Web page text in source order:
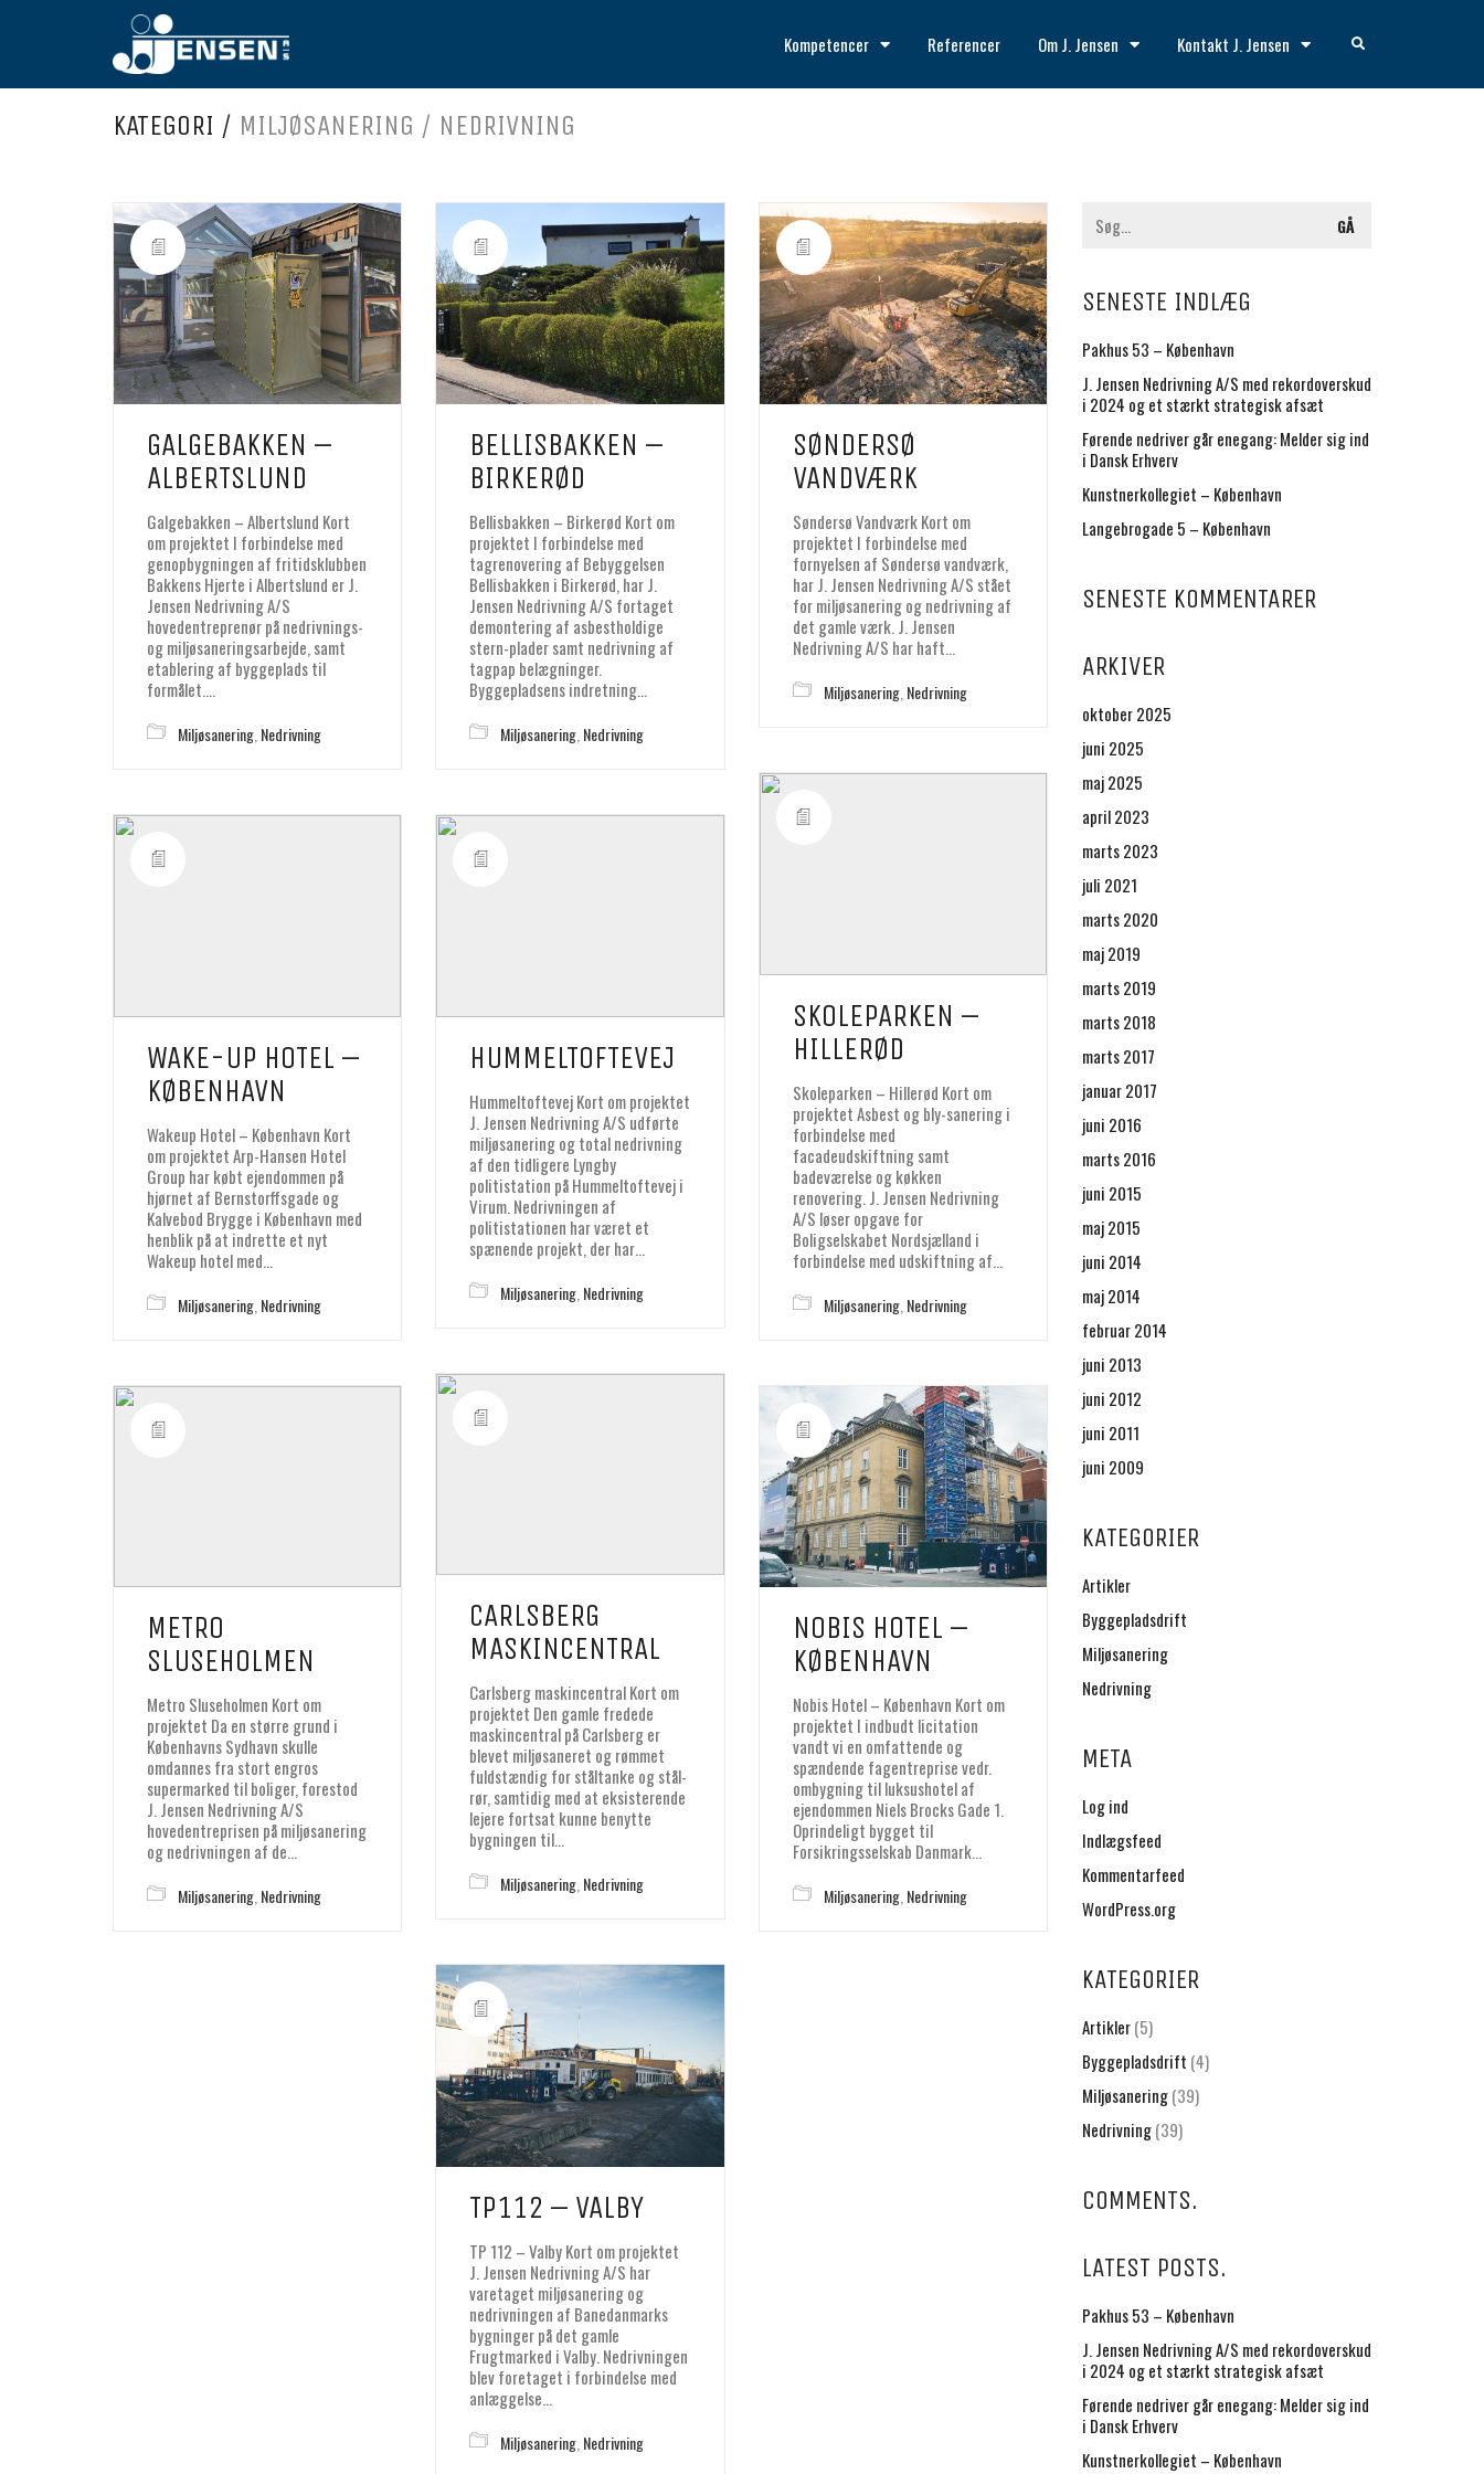
Kompetencer Referencer Om J. Jensen Kontakt J. Jensen
KATEGORI / MILJØSANERING / NEDRIVNING
GALGEBAKKEN –
ALBERTSLUND
Galgebakken – Albertslund Kort
om projektet I forbindelse med
genopbygningen af fritidsklubben
Bakkens Hjerte i Albertslund er J.
Jensen Nedrivning A/S
hovedentreprenør på nedrivnings-
og miljøsaneringsarbejde, samt
etablering af byggeplads til
formålet.…
Miljøsanering,Nedrivning
BELLISBAKKEN –
BIRKERØD
Bellisbakken – Birkerød Kort om
projektet I forbindelse med
tagrenovering af Bebyggelsen
Bellisbakken i Birkerød, har J.
Jensen Nedrivning A/S fortaget
demontering af asbestholdige
stern-plader samt nedrivning af
tagpap belægninger.
Byggepladsens indretning…
Miljøsanering,Nedrivning
SØNDERSØ
VANDVÆRK
Søndersø Vandværk Kort om
projektet I forbindelse med
fornyelsen af Søndersø vandværk,
har J. Jensen Nedrivning A/S stået
for miljøsanering og nedrivning af
det gamle værk. J. Jensen
Nedrivning A/S har haft…
Miljøsanering,Nedrivning
SKOLEPARKEN –
HILLERØD
Skoleparken – Hillerød Kort om
projektet Asbest og bly-sanering i
forbindelse med
facadeudskiftning samt
badeværelse og køkken
renovering. J. Jensen Nedrivning
A/S løser opgave for
Boligselskabet Nordsjælland i
forbindelse med udskiftning af…
Miljøsanering, Nedrivning
WAKE-UP HOTEL –
KØBENHAVN
Wakeup Hotel – København Kort
om projektet Arp-Hansen Hotel
Group har købt ejendommen på
hjørnet af Bernstorffsgade og
Kalvebod Brygge i København med
henblik på at indrette et nyt
Wakeup hotel med…
Miljøsanering Nedrivning
HUMMELTOFTEVEJ
Hummeltoftevej Kort om projektet
J. Jensen Nedrivning A/S udførte
miljøsanering og total nedrivning
af den tidligere Lyngby
politistation på Hummeltoftevej i
Virum. Nedrivningen af
politistationen har været et
spænende projekt, der har…
Miljøsanering Nedrivning
CARLSBERG
MASKINCENTRAL
Carlsberg maskincentral Kort om
projektet Den gamle fredede
maskincentral på Carlsberg er
blevet miljøsaneret og rømmet
fuldstændig for ståltanke og stål-
rør, samtidig med at eksisterende
lejere fortsat kunne benytte
bygningen til…
Miljøsanering,Nedrivning
METRO
SLUSEHOLMEN
Metro Sluseholmen Kort om
projektet Da en større grund i
Københavns Sydhavn skulle
omdannes fra stort engros
supermarked til boliger, forestod
J. Jensen Nedrivning A/S
hovedentreprisen på miljøsanering
og nedrivningen af de…
Miljøsanering,Nedrivning
NOBIS HOTEL –
KØBENHAVN
Nobis Hotel – København Kort om
projektet I indbudt licitation
vandt vi en omfattende og
spændende fagentreprise vedr.
ombygning til luksushotel af
ejendommen Niels Brocks Gade 1.
Oprindeligt bygget til
Forsikringsselskab Danmark…
Miljøsanering,Nedrivning
TP112 – VALBY
TP 112 – Valby Kort om projektet
J. Jensen Nedrivning A/S har
varetaget miljøsanering og
nedrivningen af Banedanmarks
bygninger på det gamle
Frugtmarked i Valby. Nedrivningen
blev foretaget i forbindelse med
anlæggelse…
Miljøsanering Nedrivning
SENESTE INDLÆG
Pakhus 53 – København
J. Jensen Nedrivning A/S med rekordoverskud
i 2024 og et stærkt strategisk afsæt
Førende nedriver går enegang: Melder sig ind
i Dansk Erhverv
Kunstnerkollegiet – København
Langebrogade 5 – København
SENESTE KOMMENTARER
ARKIVER
oktober 2025
juni 2025
maj 2025
april 2023
marts 2023
juli 2021
marts 2020
maj 2019
marts 2019
marts 2018
marts 2017
januar 2017
juni 2016
marts 2016
juni 2015
maj 2015
juni 2014
maj 2014
februar 2014
juni 2013
juni 2012
juni 2011
juni 2009
KATEGORIER
Artikler
Byggepladsdrift
Miljøsanering
Nedrivning
META
Log ind
Indlægsfeed
Kommentarfeed
WordPress.org
KATEGORIER
Artikler(5)
Byggepladsdrift (4)
Miljøsanering(39)
Nedrivning(39)
COMMENTS.
LATEST POSTS.
Pakhus 53 – København
J. Jensen Nedrivning A/S med rekordoverskud
i 2024 og et stærkt strategisk afsæt
Førende nedriver går enegang: Melder sig ind
i Dansk Erhverv
Kunstnerkollegiet – København